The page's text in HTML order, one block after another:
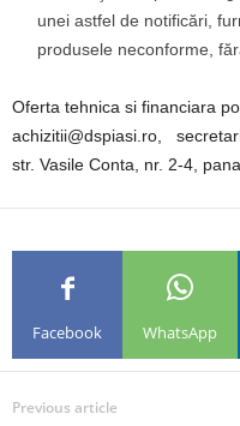
unei astfel de notificări,
produsele neconforme,
Oferta tehnica si financiara
achizitii@dspiasi.ro,
str. Vasile Conta, nr. 2-4,
Facebook WhatsApp
Previous article